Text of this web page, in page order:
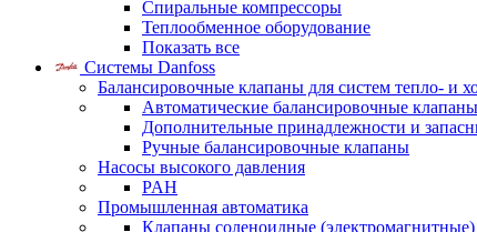
Спиральные компрессоры
Теплообменное оборудование
Показать все
Системы Danfoss
Балансировочные клапаны для систем тепло- и
Автоматические балансировочные клапаны
Дополнительные принадлежности и
Ручные балансировочные клапаны
Насосы высокого давления
PAH
Промышленная автоматика
Клапаны соленоидные (электромагнитные)